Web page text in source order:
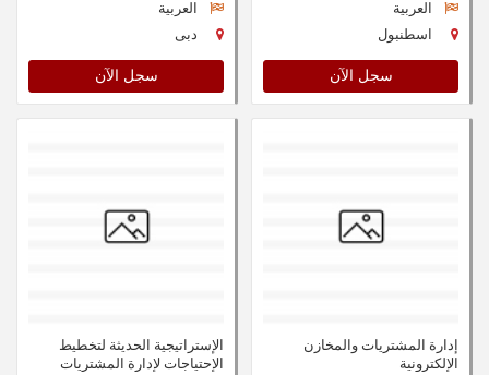
العربية
اسطنبول
سجل الآن
العربية
دبى
سجل الآن
إدارة المشتريات والمخازن
الإلكترونية
الإستراتيجية الحديثة لتخطيط
الإحتياجات لإدارة المشتريات